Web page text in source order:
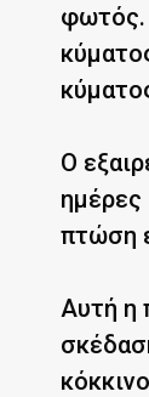
φωτός.
Ο
ημέρες
πτώση
Αυτή η